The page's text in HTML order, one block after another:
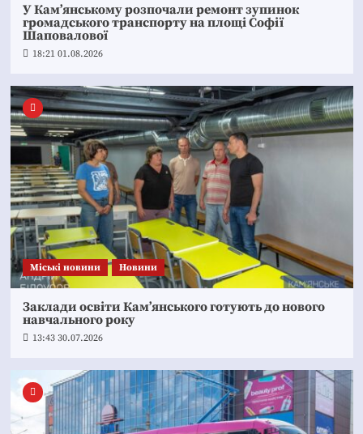
У Кам’янському розпочали ремонт зупинок
громадського транспорту на площі Софії
Шаповалової
18:21 01.08.2026
Mіські новини Новини
Заклади освіти Кам’янського готують до нового
навчального року
13:43 30.07.2026